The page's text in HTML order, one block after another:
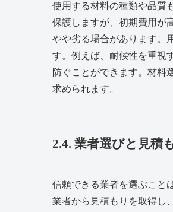
使用する材料の種類や品質
保護しますが、初期費用が
やや劣る場合があります。
す。例えば、耐候性を重視
防ぐことができます。材料
求められます。
2.4. 業者選びと見積
信頼できる業者を選ぶこと
業者から見積もりを取得し